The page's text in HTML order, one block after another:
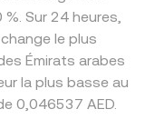
Sur 24 heures,
le plus
Émirats arabes
la plus basse au
0,046537 AED.